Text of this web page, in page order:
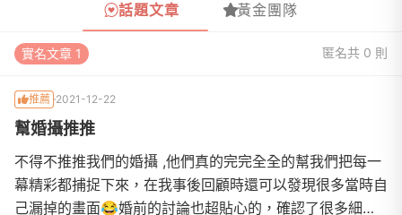
話題文章 黃金團隊
實名文章 1 匿名共 0 則
推薦 2021-12-22
幫婚攝推推
不得不推推我們的婚攝 ,他們真的完完全全的幫我們把每一
幕精彩都捕捉下來，在我事後回顧時還可以發現很多當時自
己漏掉的畫面😂婚前的討論也超貼心的，確認了很多細節